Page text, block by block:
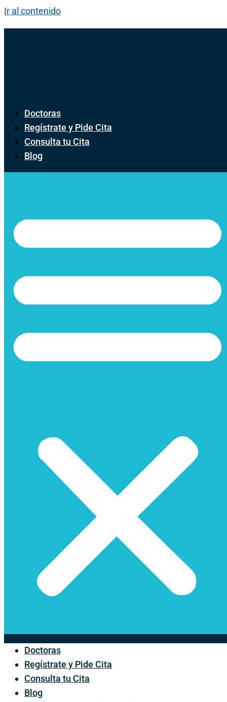
Ir al contenido
Doctoras
Regístrate y Pide Cita
Consulta tu Cita
Blog
Doctoras
Regístrate y Pide Cita
Consulta tu Cita
Blog